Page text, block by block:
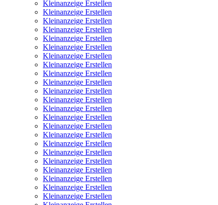
Kleinanzeige Erstellen
Kleinanzeige Erstellen
Kleinanzeige Erstellen
Kleinanzeige Erstellen
Kleinanzeige Erstellen
Kleinanzeige Erstellen
Kleinanzeige Erstellen
Kleinanzeige Erstellen
Kleinanzeige Erstellen
Kleinanzeige Erstellen
Kleinanzeige Erstellen
Kleinanzeige Erstellen
Kleinanzeige Erstellen
Kleinanzeige Erstellen
Kleinanzeige Erstellen
Kleinanzeige Erstellen
Kleinanzeige Erstellen
Kleinanzeige Erstellen
Kleinanzeige Erstellen
Kleinanzeige Erstellen
Kleinanzeige Erstellen
Kleinanzeige Erstellen
Kleinanzeige Erstellen